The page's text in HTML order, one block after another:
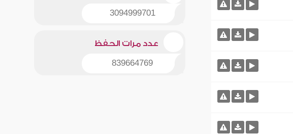
3094999701
عدد مرات الحفظ
839664769